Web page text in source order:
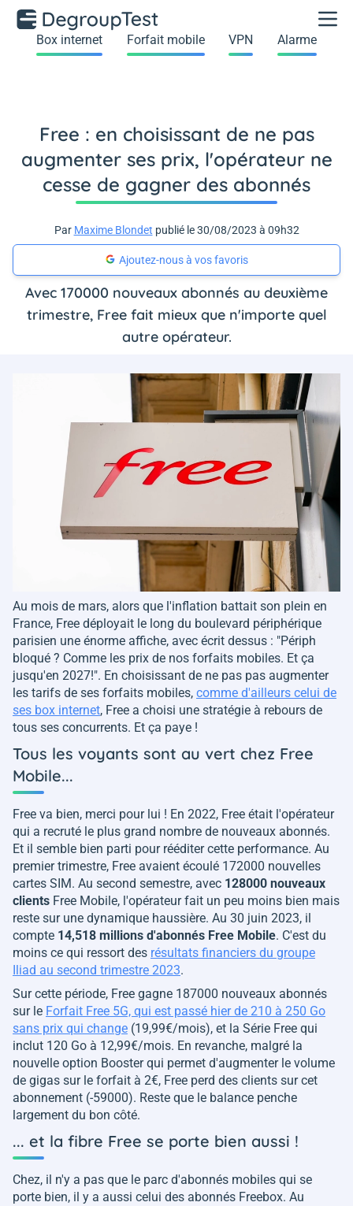
Box internet Forfait mobile VPN Alarme
Free : en choisissant de ne pas
augmenter ses prix, l'opérateur ne
cesse de gagner des abonnés
Par Maxime Blondet publié le 30/08/2023 à 09h32
Ajoutez-nous à vos favoris
Avec 170000 nouveaux abonnés au deuxième
trimestre, Free fait mieux que n'importe quel
autre opérateur.
Au mois de mars, alors que l'inflation battait son plein en
France, Free déployait le long du boulevard périphérique
parisien une énorme affiche, avec écrit dessus : "Périph
bloqué ? Comme les prix de nos forfaits mobiles. Et ça
jusqu'en 2027!". En choisissant de ne pas pas augmenter
les tarifs de ses forfaits mobiles, comme d'ailleurs celui de
ses box internet, Free a choisi une stratégie à rebours de
tous ses concurrents. Et ça paye !
Tous les voyants sont au vert chez Free
Mobile...
Free va bien, merci pour lui ! En 2022, Free était l'opérateur
qui a recruté le plus grand nombre de nouveaux abonnés.
Et il semble bien parti pour rééditer cette performance. Au
premier trimestre, Free avaient écoulé 172000 nouvelles
cartes SIM. Au second semestre, avec 128000 nouveaux
clients Free Mobile, l'opérateur fait un peu moins bien mais
reste sur une dynamique haussière. Au 30 juin 2023, il
compte 14,518 millions d'abonnés Free Mobile. C'est du
moins ce qui ressort des résultats financiers du groupe
Iliad au second trimestre 2023.
Sur cette période, Free gagne 187000 nouveaux abonnés
sur le Forfait Free 5G, qui est passé hier de 210 à 250 Go
sans prix qui change (19,99€/mois), et la Série Free qui
inclut 120 Go à 12,99€/mois. En revanche, malgré la
nouvelle option Booster qui permet d'augmenter le volume
de gigas sur le forfait à 2€, Free perd des clients sur cet
abonnement (-59000). Reste que le balance penche
largement du bon côté.
... et la fibre Free se porte bien aussi !
Chez, il n'y a pas que le parc d'abonnés mobiles qui se
porte bien, il y a aussi celui des abonnés Freebox. Au